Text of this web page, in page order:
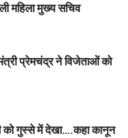
महिला मुख्य सचिव
प्रेमचंद्र ने विजेताओं को
को गुस्से में देखा….कहा कानून